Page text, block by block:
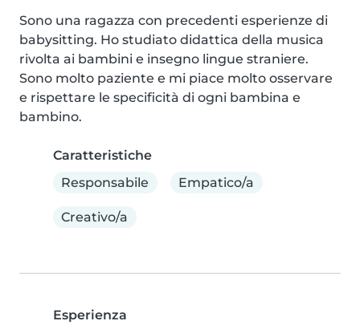
Sono una ragazza con precedenti esperienze di
babysitting. Ho studiato didattica della musica
rivolta ai bambini e insegno lingue straniere.
Sono molto paziente e mi piace molto osservare
e rispettare le specificità di ogni bambina e
bambino.
Caratteristiche
Responsabile
Empatico/a
Creativo/a
Esperienza